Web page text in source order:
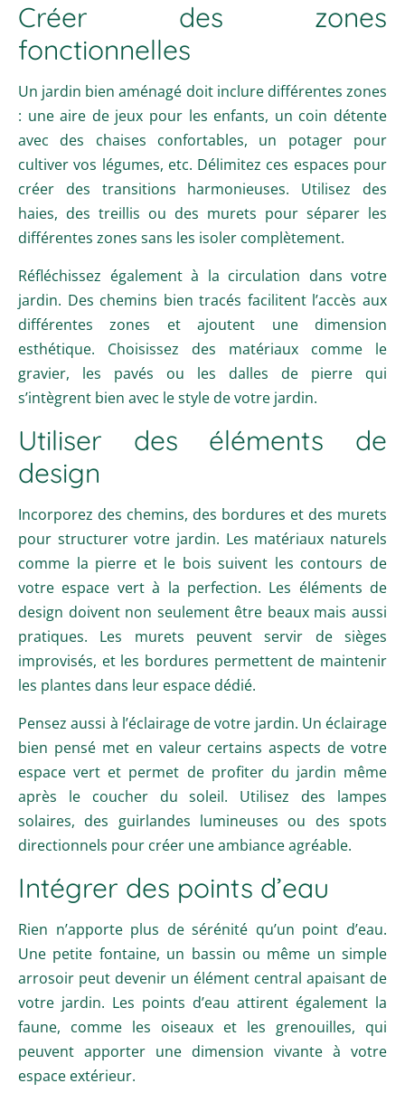
Créer des zones
fonctionnelles
Un jardin bien aménagé doit inclure différentes zones
: une aire de jeux pour les enfants, un coin détente
avec des chaises confortables, un potager pour
cultiver vos légumes, etc. Délimitez ces espaces pour
créer des transitions harmonieuses. Utilisez des
haies, des treillis ou des murets pour séparer les
différentes zones sans les isoler complètement.
Réfléchissez également à la circulation dans votre
jardin. Des chemins bien tracés facilitent l’accès aux
différentes zones et ajoutent une dimension
esthétique. Choisissez des matériaux comme le
gravier, les pavés ou les dalles de pierre qui
s’intègrent bien avec le style de votre jardin.
Utiliser des éléments de
design
Incorporez des chemins, des bordures et des murets
pour structurer votre jardin. Les matériaux naturels
comme la pierre et le bois suivent les contours de
votre espace vert à la perfection. Les éléments de
design doivent non seulement être beaux mais aussi
pratiques. Les murets peuvent servir de sièges
improvisés, et les bordures permettent de maintenir
les plantes dans leur espace dédié.
Pensez aussi à l’éclairage de votre jardin. Un éclairage
bien pensé met en valeur certains aspects de votre
espace vert et permet de profiter du jardin même
après le coucher du soleil. Utilisez des lampes
solaires, des guirlandes lumineuses ou des spots
directionnels pour créer une ambiance agréable.
Intégrer des points d’eau
Rien n’apporte plus de sérénité qu’un point d’eau.
Une petite fontaine, un bassin ou même un simple
arrosoir peut devenir un élément central apaisant de
votre jardin. Les points d’eau attirent également la
faune, comme les oiseaux et les grenouilles, qui
peuvent apporter une dimension vivante à votre
espace extérieur.